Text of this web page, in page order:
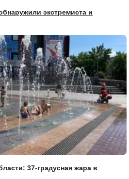
экстремиста и
37-градусная жара в